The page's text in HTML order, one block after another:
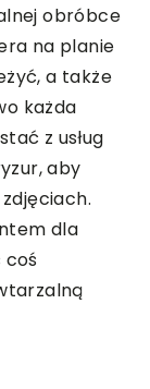
obróbce
na planie
a także
każda
z usług
aby
dla